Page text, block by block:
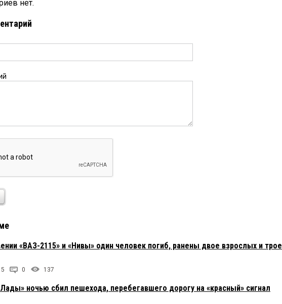
нет.
«ВАЗ-2115» и «Нивы» один человек погиб, ранены двое взрослых и трое
0 137
ночью сбил пешехода, перебегавшего дорогу на «красный» сигнал